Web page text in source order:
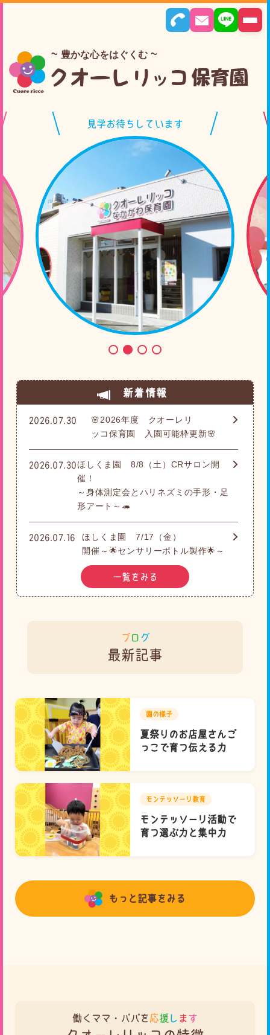
豊かな心をはぐくむ
見学お待ちしています
新着情報
2026.07.30
🌸2026年度 クオーレリ
ッコ保育園 入園可能枠更新🌸
2026.07.30ほしくま園 8/8（土）CRサロン開
催！
～身体測定会とハリネズミの手形・足
形アート～🦔
2026.07.16
ほしくま園 7/17（金）
開催～🌟センサリーボトル製作🌟～
一覧をみる
ブ ロ グ
最新記事
園の様子
夏祭りのお店屋さんご
っこで育つ伝える力
モンテッソーリ教育
モンテッソーリ活動で
育つ選ぶ力と集中力
もっと記事をみる
働くママ・パパを応援 し ます